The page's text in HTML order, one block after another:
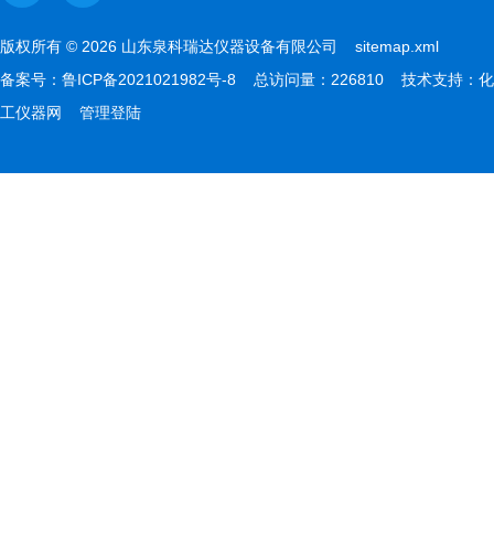
版权所有 © 2026 山东泉科瑞达仪器设备有限公司 sitemap.xml
备案号： 鲁ICP备2021021982号-8 总访问量：226810 技术支持： 化
工仪器网
管理登陆